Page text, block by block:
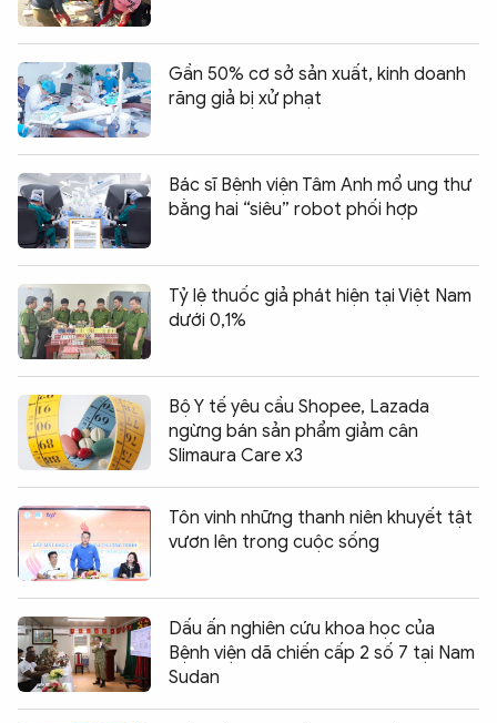
Gần 50% cơ sở sản xuất, kinh doanh
răng giả bị xử phạt
Bác sĩ Bệnh viện Tâm Anh mổ ung thư
bằng hai “siêu” robot phối hợp
Tỷ lệ thuốc giả phát hiện tại Việt Nam
dưới 0,1%
Bộ Y tế yêu cầu Shopee, Lazada
ngừng bán sản phẩm giảm cân
Slimaura Care x3
Tôn vinh những thanh niên khuyết tật
vươn lên trong cuộc sống
Dấu ấn nghiên cứu khoa học của
Bệnh viện dã chiến cấp 2 số 7 tại Nam
Sudan